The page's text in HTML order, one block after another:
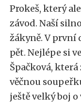
Prokeš, který
závod. Naší
žákyně. V první
pět. Nejlépe si
Špačková,
věčnou
ještě velký boj